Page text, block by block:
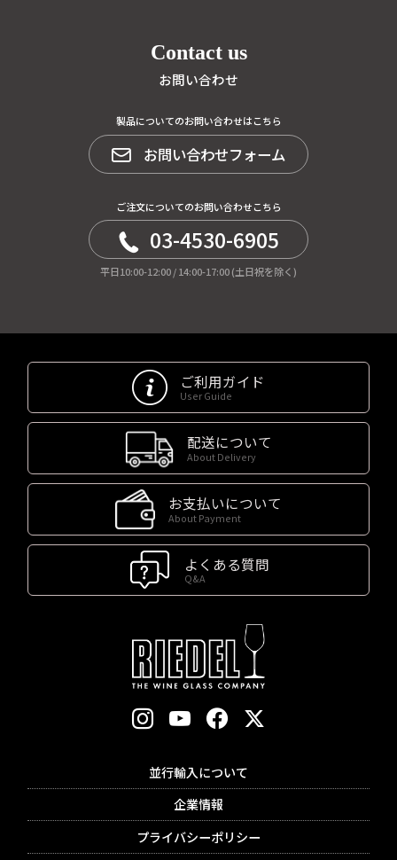
Contact us
お問い合わせ
製品についてのお問い合わせはこちら
お問い合わせフォーム
ご注文についてのお問い合わせこちら
03-4530-6905
平日10:00-12:00 / 14:00-17:00 (土日祝を除く)
ご利用ガイド
User Guide
配送について
About Delivery
お支払いについて
About Payment
よくある質問
Q&A
並行輸入について
企業情報
プライバシーポリシー